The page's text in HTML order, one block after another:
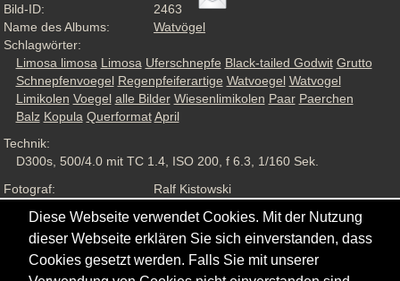
Bild-ID:
2463
Name des Albums:
Watvögel
Schlagwörter:
Limosa limosa Limosa Uferschnepfe Black-tailed Godwit Grutto
Schnepfenvoegel Regenpfeiferartige Watvoegel Watvogel
Limikolen Voegel alle Bilder Wiesenlimikolen Paar Paerchen
Balz Kopula Querformat April
Technik:
D300s, 500/4.0 mit TC 1.4, ISO 200, f 6.3, 1/160 Sek.
Fotograf:
Ralf Kistowski
Ansichten:
813
Diese Webseite verwendet Cookies. Mit der Nutzung
dieser Webseite erklären Sie sich einverstanden, dass
Cookies gesetzt werden. Falls Sie mit unserer